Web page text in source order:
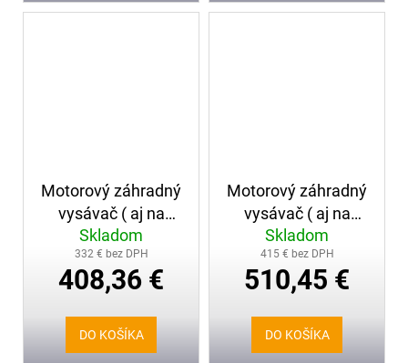
Motorový záhradný
vysávač ( aj na
hmyz ) STIHL SH 56
Skladom
332 € bez DPH
408,36 €
DO KOŠÍKA
Motorový záhradný
vysávač ( aj na
hmyz ) STIHL SH 86
Skladom
415 € bez DPH
510,45 €
DO KOŠÍKA